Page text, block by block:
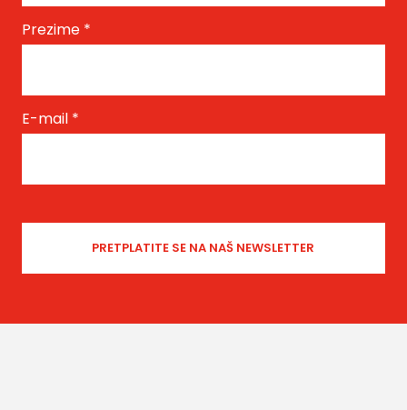
Prezime *
E-mail *